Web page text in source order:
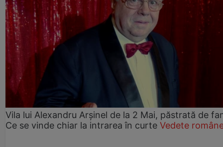
Vila lui Alexandru Arșinel de la 2 Mai, păstrată de
Ce se vinde chiar la intrarea în curte Vedete